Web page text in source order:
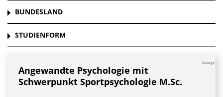
BUNDESLAND
STUDIENFORM
Anzeige
Angewandte Psychologie mit
Schwerpunkt Sportpsychologie M.Sc.